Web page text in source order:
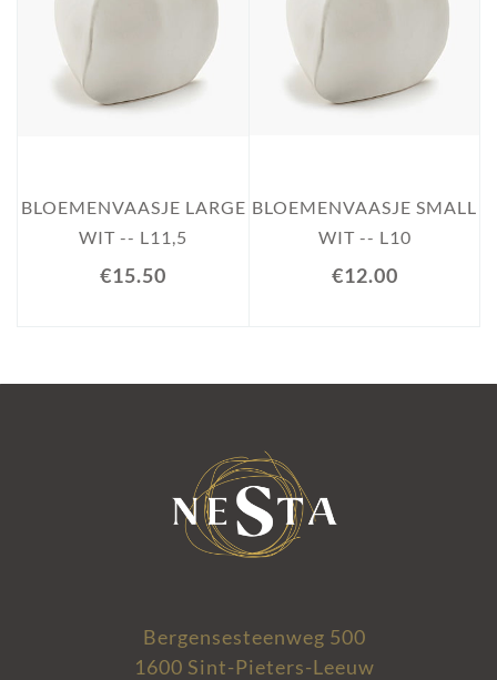
BLOEMENVAASJE LARGE
WIT -- L11,5
€15.50
BLOEMENVAASJE SMALL
WIT -- L10
€12.00
Bergensesteenweg 500
1600 Sint-Pieters-Leeuw